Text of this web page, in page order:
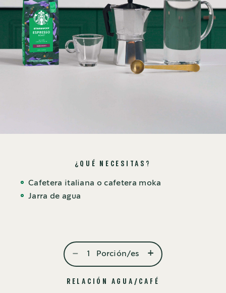
¿QUÉ NECESITAS?
Cafetera italiana o cafetera moka
Jarra de agua
- 1 Porción/es +
RELACIÓN AGUA/CAFÉ